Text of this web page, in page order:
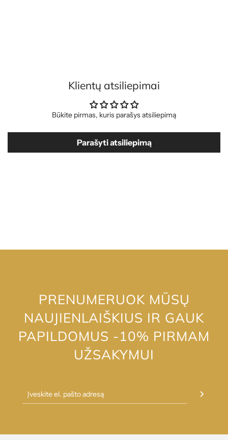
Klientų atsiliepimai
Būkite pirmas, kuris parašys atsiliepimą
Parašyti atsiliepimą
PRENUMERUOK MŪSŲ
NAUJIENLAIŠKIUS IR GAUK
PAPILDOMUS -10% PIRMAM
UŽSAKYMUI